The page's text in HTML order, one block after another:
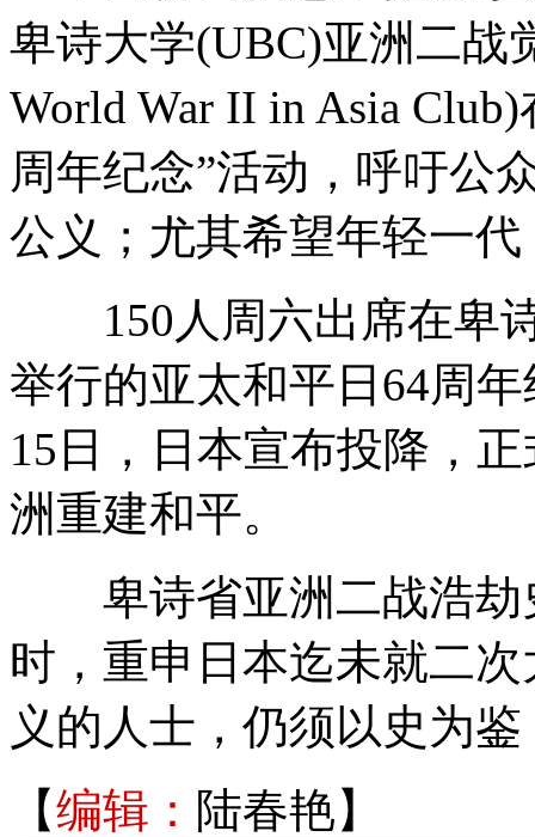
卑诗大学(UBC)亚洲二战
World War II in Asia
周年纪念”活动，呼吁公
公义；尤其希望年轻一
150人周六出席在卑诗
举行的亚太和平日64周
15日，日本宣布投降，
洲重建和平。
卑诗省亚洲二战浩劫
时，重申日本迄未就二
义的人士，仍须以史为
【编辑： 陆春艳】